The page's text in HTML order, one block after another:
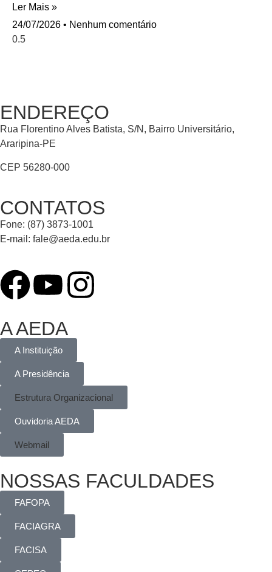
Ler Mais »
24/07/2026
Nenhum comentário
ENDEREÇO
Rua Florentino Alves Batista, S/N, Bairro Universitário,
Araripina-PE
CEP 56280-000
CONTATOS
Fone: (87) 3873-1001
E-mail: fale@aeda.edu.br
A AEDA
A Instituição
A Presidência
Estrutura Organizacional
Ouvidoria AEDA
Webmail
NOSSAS FACULDADES
FAFOPA
FACIAGRA
FACISA